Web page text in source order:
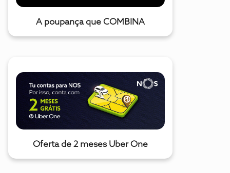
A poupança que COMBINA
Oferta de 2 meses Uber One